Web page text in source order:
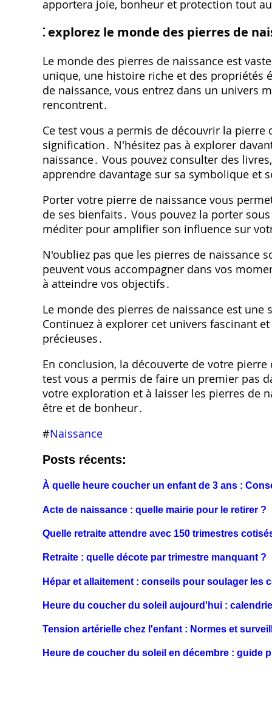
apportera joie, bonheur et protection tout
⁚ explorez le monde des pierres de
Le monde des pierres de naissance est
unique, une histoire riche et des propriétés
de naissance, vous entrez dans un univers
rencontrent․
Ce test vous a permis de découvrir la
signification․ N'hésitez pas à explorer
naissance․ Vous pouvez consulter des
apprendre davantage sur sa symbolique et
Porter votre pierre de naissance vous
de ses bienfaits․ Vous pouvez la porter
méditer pour amplifier son influence sur
N'oubliez pas que les pierres de naissance
peuvent vous accompagner dans vos
à atteindre vos objectifs․
Le monde des pierres de naissance est une
Continuez à explorer cet univers fascinant
précieuses․
En conclusion, la découverte de votre
test vous a permis de faire un premier pas
votre exploration et à laisser les pierres de
être et de bonheur․
#Naissance
Posts récents:
À quelle heure coucher un enfant de 3 ans :
Acte de naissance : quelle mairie pour le retirer ?
Quelle retraite attendre avec 150 trimestres
Retraite : quelle décote par trimestre manquant ?
Hépar et allaitement : conseils pour soulager les
Heure du coucher du soleil aujourd'hui :
Tension artérielle chez l'enfant : Normes et
Heure de coucher du soleil en décembre : guide